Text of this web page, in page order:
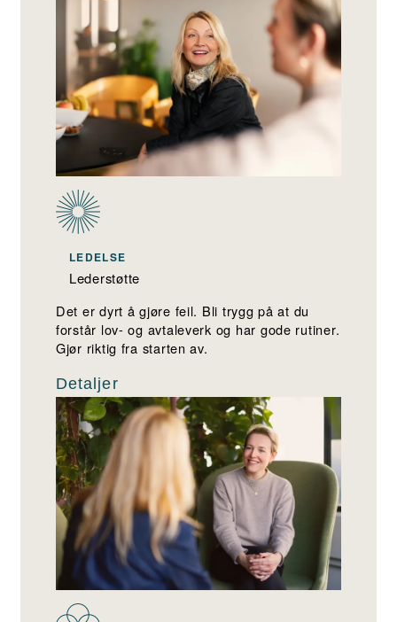
LEDELSE
Lederstøtte
Det er dyrt å gjøre feil. Bli trygg på at du
forstår lov- og avtaleverk og har gode rutiner.
Gjør riktig fra starten av.
Detaljer